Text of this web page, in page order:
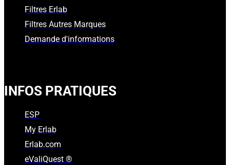
Filtres Erlab
Filtres Autres Marques
Demande d'informations
INFOS PRATIQUES
ESP
My Erlab
Erlab.com
eValiQuest ®